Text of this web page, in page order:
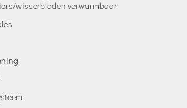
wisserbladen verwarmbaar